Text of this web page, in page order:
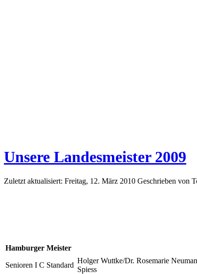
Unsere Landesmeister 2009
Zuletzt aktualisiert: Freitag, 12. März 2010 Geschrieben von
Hamburger Meister
Senioren I C Standard
Holger Wuttke/Dr. Rosemarie
Spiess